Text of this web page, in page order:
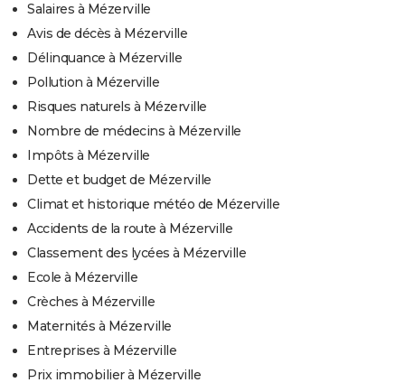
Salaires à Mézerville
Avis de décès à Mézerville
Délinquance à Mézerville
Pollution à Mézerville
Risques naturels à Mézerville
Nombre de médecins à Mézerville
Impôts à Mézerville
Dette et budget de Mézerville
Climat et historique météo de Mézerville
Accidents de la route à Mézerville
Classement des lycées à Mézerville
Ecole à Mézerville
Crèches à Mézerville
Maternités à Mézerville
Entreprises à Mézerville
Prix immobilier à Mézerville